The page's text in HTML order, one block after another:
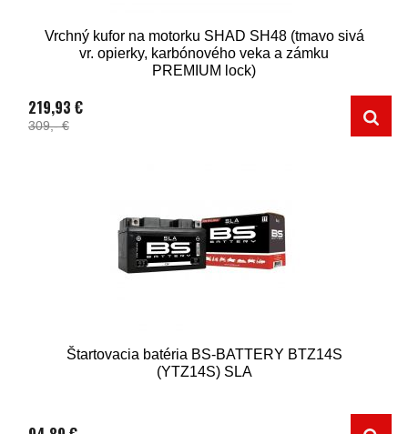
Vrchný kufor na motorku SHAD SH48 (tmavo sivá
vr. opierky, karbónového veka a zámku
PREMIUM lock)
219,93 €
309,- €
Štartovacia batéria BS-BATTERY BTZ14S
(YTZ14S) SLA